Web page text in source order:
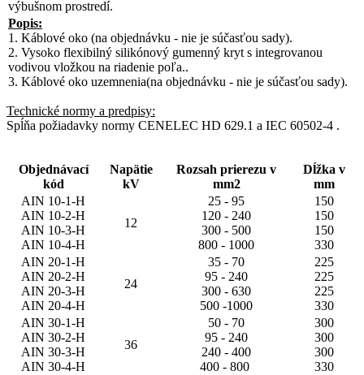
výbušnom prostredí.
Popis:
1. Káblové oko (na objednávku - nie je súčasťou sady).
2. Vysoko flexibilný silikónový gumenný kryt s integrovanou
vodivou vložkou na riadenie poľa..
3. Káblové oko uzemnenia(na objednávku - nie je súčasťou sady).
Technické normy a predpisy:
Spĺňa požiadavky normy CENELEC HD 629.1 a IEC 60502-4 .
Objednávací
kód
Napätie
kV
Rozsah prierezu v
mm2
Dĺžka v
mm
AIN 10-1-H
AIN 10-2-H
AIN 10-3-H
AIN 10-4-H
12
25 - 95
120 - 240
300 - 500
800 - 1000
150
150
150
330
AIN 20-1-H
AIN 20-2-H
AIN 20-3-H
AIN 20-4-H
24
35 - 70
95 - 240
300 - 630
500 -1000
225
225
225
330
AIN 30-1-H
AIN 30-2-H
AIN 30-3-H
AIN 30-4-H
36
50 - 70
95 - 240
240 - 400
400 - 800
300
300
300
330